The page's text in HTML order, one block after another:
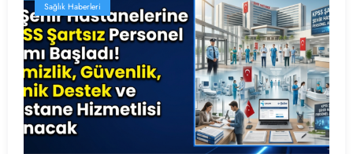
Sağlık Haberleri